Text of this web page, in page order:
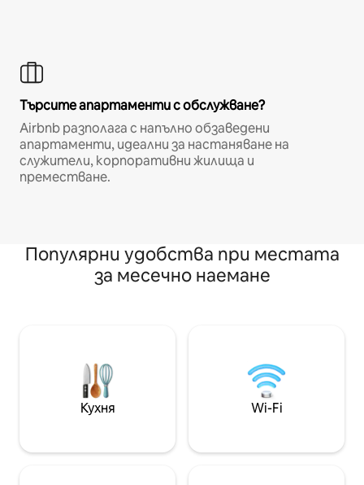
Търсите апартаменти с обслужване?
Airbnb разполага с напълно обзаведени
апартаменти, идеални за настаняване на
служители, корпоративни жилища и
преместване.
Популярни удобства при местата
за месечно наемане
Кухня Wi-Fi